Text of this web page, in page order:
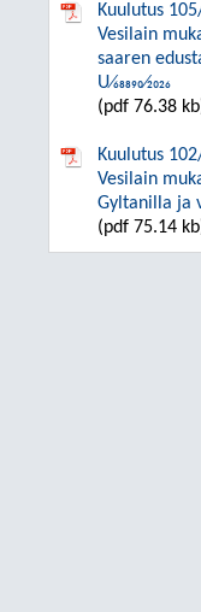
Kuulutus
Vesilain
saaren
U⁄68890⁄2026
(pdf 76.38
Kuulutus
Vesilain
Gyltanilla ja
(pdf 75.14